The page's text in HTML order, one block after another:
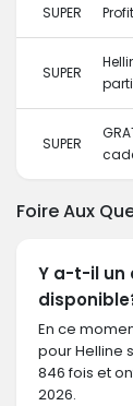
SUPER
SUPER
SUPER
Foire Aux
Y a-t-il un
En ce
pour Helline
846 fois et
2026.